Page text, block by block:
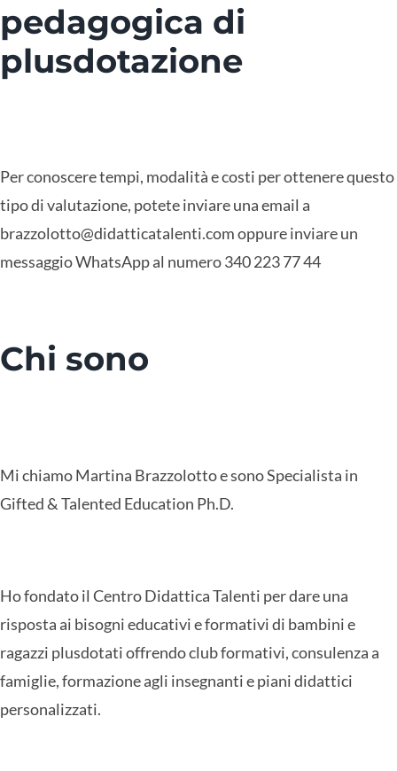
pedagogica di
plusdotazione
Per conoscere tempi, modalità e costi per ottenere questo
tipo di valutazione, potete inviare una email a
brazzolotto@didatticatalenti.comoppure inviare un
messaggio WhatsApp al numero340 223 77 44
Chi sono
Mi chiamo Martina Brazzolotto e sono Specialista in
Gifted & Talented Education Ph.D.
Ho fondato il Centro Didattica Talenti per dare una
risposta ai bisogni educativi e formativi di bambini e
ragazzi plusdotati offrendo club formativi, consulenza a
famiglie, formazione agli insegnanti e piani didattici
personalizzati.